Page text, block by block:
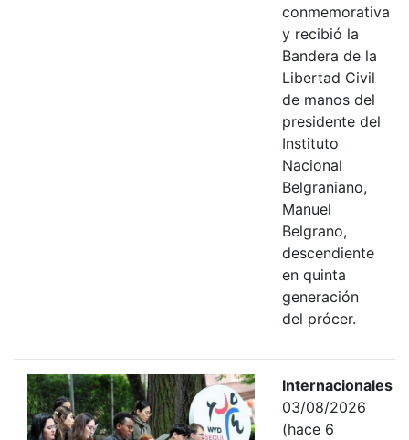
conmemorativa
y recibió la
Bandera de la
Libertad Civil
de manos del
presidente del
Instituto
Nacional
Belgraniano,
Manuel
Belgrano,
descendiente
en quinta
generación
del prócer.
Internacionales
03/08/2026
(hace 6